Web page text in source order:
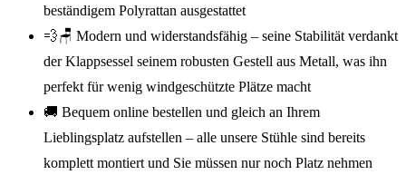
beständigem Polyrattan ausgestattet
💨🪑 Modern und widerstandsfähig – seine Stabilität verdankt
der Klappsessel seinem robusten Gestell aus Metall, was ihn
perfekt für wenig windgeschützte Plätze macht
🚚 Bequem online bestellen und gleich an Ihrem
Lieblingsplatz aufstellen – alle unsere Stühle sind bereits
komplett montiert und Sie müssen nur noch Platz nehmen